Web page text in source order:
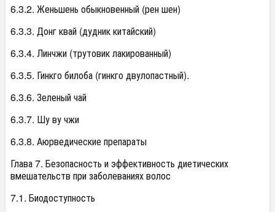
6.3.2. Женьшень обыкновенный (рен шен)
6.3.3. Донг квай (дудник китайский)
6.3.4. Линчжи (трутовик лакированный)
6.3.5. Гинкго билоба (гинкго двулопастный).
6.3.6. Зеленый чай
6.3.7. Шу ву чжи
6.3.8. Аюрведические препараты
Глава 7. Безопасность и эффективность диетических
вмешательств при заболеваниях волос
7.1. Биодоступность